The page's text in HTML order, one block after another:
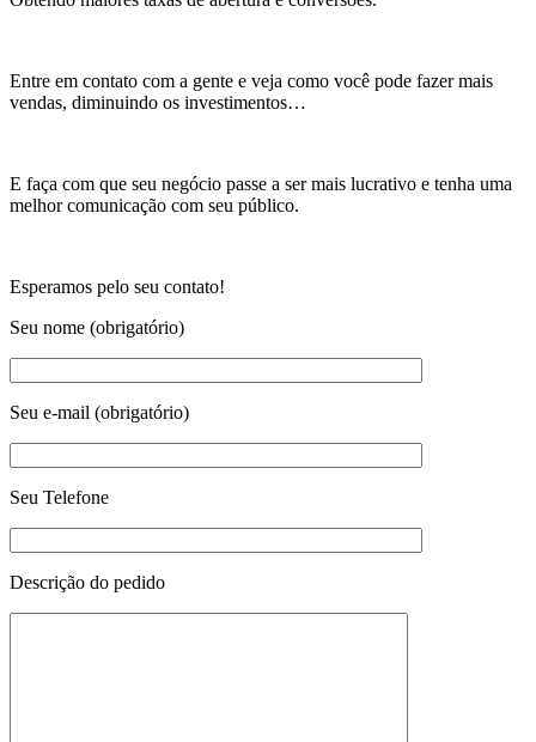
Entre em contato com a gente e veja como você pode fazer mais
vendas, diminuindo os investimentos…
E faça com que seu negócio passe a ser mais lucrativo e tenha uma
melhor comunicação com seu público.
Esperamos pelo seu contato!
Seu nome (obrigatório)
Seu e-mail (obrigatório)
Seu Telefone
Descrição do pedido